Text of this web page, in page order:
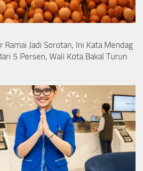
Ramai Jadi Sorotan, Ini Kata Mendag
5 Persen, Wali Kota Bakal Turun